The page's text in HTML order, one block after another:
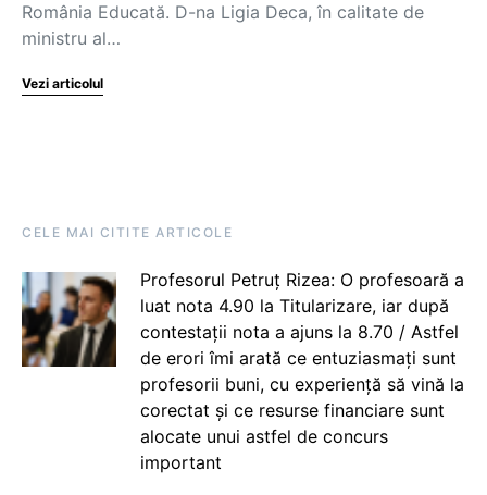
România Educată. D-na Ligia Deca, în calitate de
ministru al…
Vezi articolul
CELE MAI CITITE ARTICOLE
Profesorul Petruț Rizea: O profesoară a
luat nota 4.90 la Titularizare, iar după
contestații nota a ajuns la 8.70 / Astfel
de erori îmi arată ce entuziasmați sunt
profesorii buni, cu experiență să vină la
corectat și ce resurse financiare sunt
alocate unui astfel de concurs
important